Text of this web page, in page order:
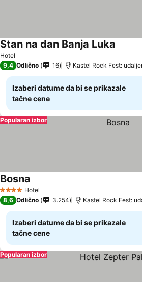
Hotel
Stan na dan Banja Luka
9,4 Odlično 16 Kastel Rock Fest:
Izaberi datume da bi se prikazale
tačne cene
Popularan izbor
4 ZvezdiceHotel
Bosna
8,6 Odlično 3.254 Kastel Rock Fest:
Izaberi datume da bi se prikazale
tačne cene
Popularan izbor